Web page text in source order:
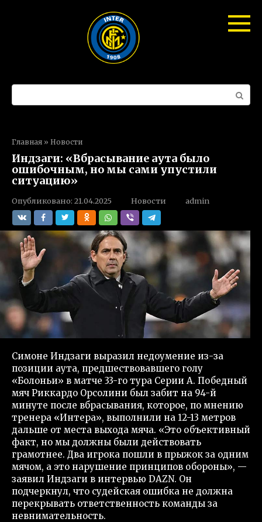
Поиск:
Главная » Новости
Индзаги: «Вбрасывание аута было
ошибочным, но мы сами упустили
ситуацию»
Опубликовано: 21.04.2025 Новости admin
Симоне Индзаги выразил недоумение из-за
позиции аута, предшествовавшего голу
«Болоньи» в матче 33-го тура Серии А. Победный
мяч Риккардо Орсолини был забит на 94-й
минуте после вбрасывания, которое, по мнению
тренера «Интера», выполнили на 12-13 метров
дальше от места выхода мяча. «Это объективный
факт, но мы должны были действовать
грамотнее. Два игрока пошли в прыжок за одним
мячом, а это нарушение принципов обороны», —
заявил Индзаги в интервью DAZN. Он
подчеркнул, что судейская ошибка не должна
перекрывать ответственность команды за
невнимательность.